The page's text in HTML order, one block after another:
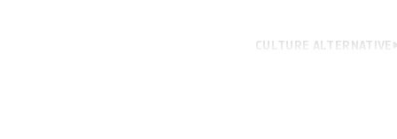
CULTURE ALTERNATIVE